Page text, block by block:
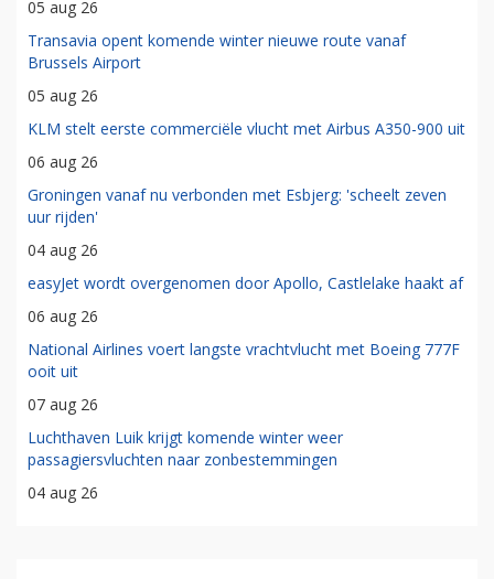
05 aug 26
Transavia opent komende winter nieuwe route vanaf
Brussels Airport
05 aug 26
KLM stelt eerste commerciële vlucht met Airbus A350-900 uit
06 aug 26
Groningen vanaf nu verbonden met Esbjerg: 'scheelt zeven
uur rijden'
04 aug 26
easyJet wordt overgenomen door Apollo, Castlelake haakt af
06 aug 26
National Airlines voert langste vrachtvlucht met Boeing 777F
ooit uit
07 aug 26
Luchthaven Luik krijgt komende winter weer
passagiersvluchten naar zonbestemmingen
04 aug 26